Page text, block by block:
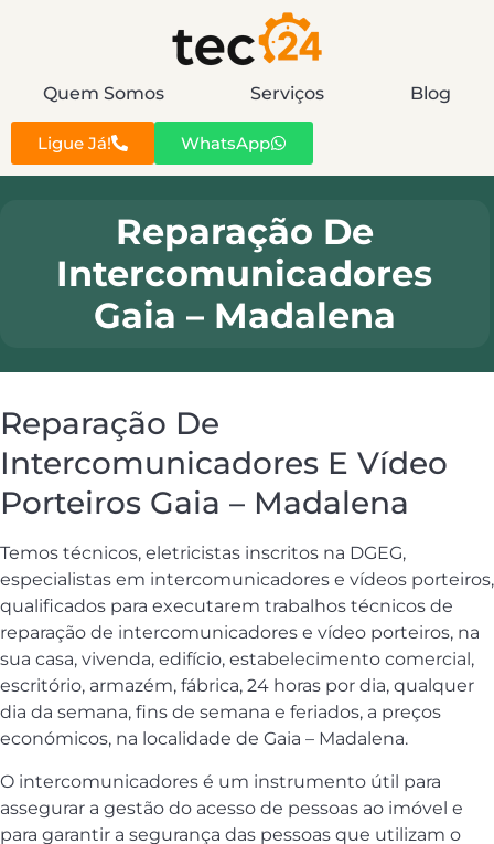
Quem Somos Serviços Blog
Ligue Já! WhatsApp
Reparação De
Intercomunicadores
Gaia – Madalena
Reparação De
Intercomunicadores E Vídeo
Porteiros Gaia – Madalena
Temos técnicos, eletricistas inscritos na DGEG,
especialistas em intercomunicadores e vídeos porteiros,
qualificados para executarem trabalhos técnicos de
reparação de intercomunicadores e vídeo porteiros, na
sua casa, vivenda, edifício, estabelecimento comercial,
escritório, armazém, fábrica, 24 horas por dia, qualquer
dia da semana, fins de semana e feriados, a preços
económicos, na localidade de Gaia – Madalena.
O intercomunicadores é um instrumento útil para
assegurar a gestão do acesso de pessoas ao imóvel e
para garantir a segurança das pessoas que utilizam o